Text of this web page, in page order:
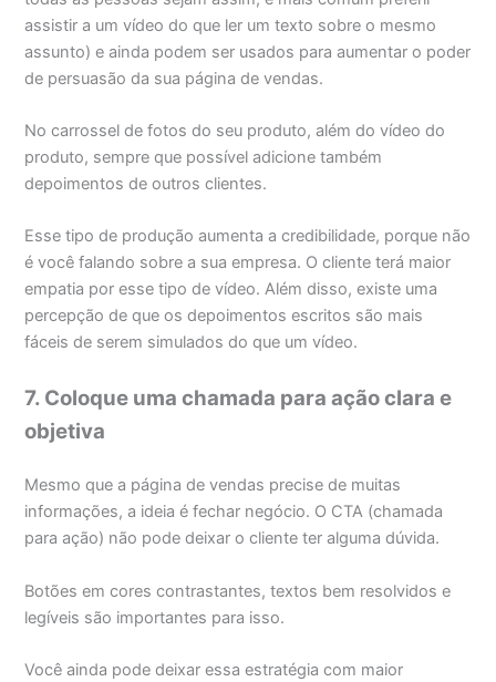
assistir a um vídeo do que ler um texto sobre o mesmo
assunto) e ainda podem ser usados para aumentar o poder
de persuasão da sua página de vendas.
No carrossel de fotos do seu produto, além do vídeo do
produto, sempre que possível adicione também
depoimentos de outros clientes.
Esse tipo de produção aumenta a credibilidade, porque não
é você falando sobre a sua empresa. O cliente terá maior
empatia por esse tipo de vídeo. Além disso, existe uma
percepção de que os depoimentos escritos são mais
fáceis de serem simulados do que um vídeo.
7. Coloque uma chamada para ação clara e
objetiva
Mesmo que a página de vendas precise de muitas
informações, a ideia é fechar negócio. O CTA (chamada
para ação) não pode deixar o cliente ter alguma dúvida.
Botões em cores contrastantes, textos bem resolvidos e
legíveis são importantes para isso.
Você ainda pode deixar essa estratégia com maior